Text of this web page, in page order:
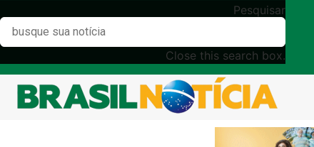
Pesquisar
Close this search box.